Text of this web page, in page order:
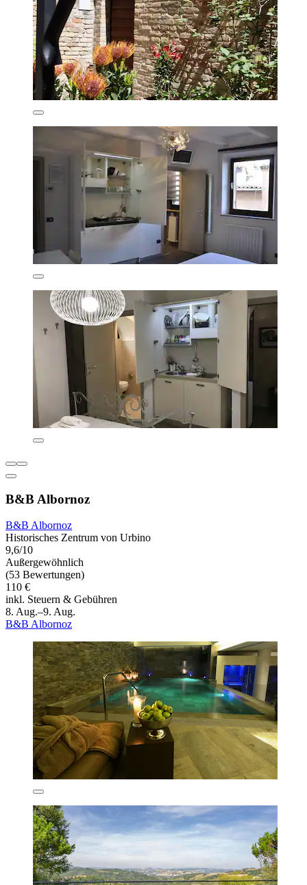
B&B Albornoz
B&B Albornoz
Historisches Zentrum von Urbino
9,6/10
Außergewöhnlich
(53 Bewertungen)
110 €
inkl. Steuern & Gebühren
8. Aug.–9. Aug.
B&B Albornoz